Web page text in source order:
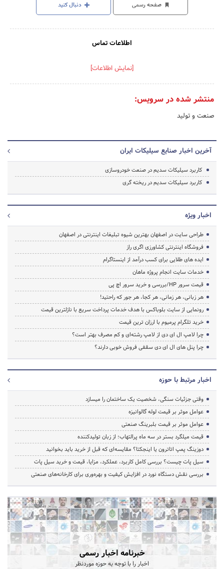
صفحه رسمی دنبال کنید
اطلاعات تماس
[نمایش اطلاعات]
منتشر شده در سرویس:
صنعت و تولید
آخرین اخبار صنایع سیلیکات ایران
کاربرد سیلیکات سدیم در صنعت خودروسازی
کاربرد سیلیکات سدیم در ریخته گری
اخبار ویژه
طراحی سایت در اصفهان بهترین شیوه تبلیغات اینترنتی در اصفهان
فروشگاه اینترنتی کشاورزی اگری راز
ایده های طلایی برای کسب درآمد از اینستاگرام
خدمات سایت انجام پروژه ماهان
قیمت سرور HP/بررسی و خرید سرور اچ پی
هر زبانی، هر زمانی، هر کجا، هر جور که راحتید!
رونمایی از سایت بلوباکس با هدف خدمات پرداخت سریع با نازلترین قیمت
خرید تلگرام پرمیوم با ارزان ترین قیمت
چرا لامپ ال ای دی از لامپ رشته‌ای و کم مصرف بهتر است؟
چرا پنل های ال ای دی سقفی فروش خوبی دارند؟
اخبار مرتبط با حوزه
وقتی جزئیات سنگی، شخصیت یک ساختمان را میسازد
عوامل موثر بر قیمت لوله گالوانیزه
عوامل موثر بر قیمت بلبرینگ صنعتی
قیمت میلگرد بستر در سه ماه پرالتهاب؛ از زبان تولیدکننده
دوزینگ پمپ اتاترون یا اینجکتا؟ مقایسه‌ای که قبل از خرید باید بخوانید
سیل پات چیست؟ بررسی کامل کاربرد، عملکرد، مزایا، قیمت و خرید سیل پات
بررسی نقش دستگاه نورد در افزایش کیفیت و بهره‌وری برای کارخانه‌های صنعتی
خبرنامه اخبار رسمی
اخبار را با توجه به حوزه موردنظر